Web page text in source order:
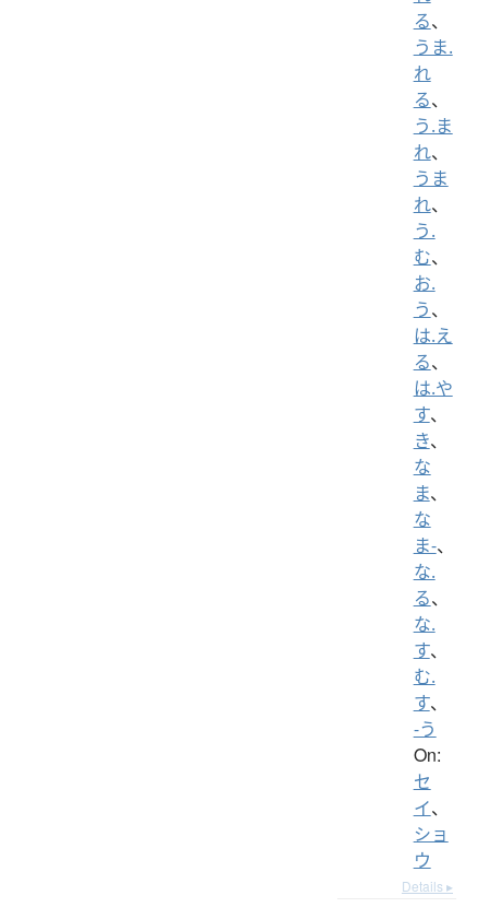
る、
うま.
れ
る、
う.ま
れ、
うま
れ、
う.
む、
お.
う、
は.え
る、
は.や
す、
き、
な
ま、
な
ま-、
な.
る、
な.
す、
む.
す、
-う
On:
セ
イ、
ショ
ウ
Details ▸